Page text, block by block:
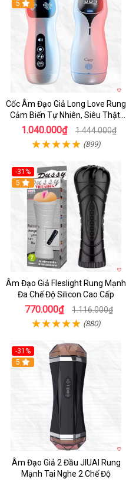
5
Cốc Âm Đạo Giả Long Love Rung
Cảm Biến Tự Nhiên, Siêu Thật,
Sướng
1.040.000₫ 1.444.000₫
(899)
-31%
5
Âm Đạo Giả Fleslight Rung Mạnh
Đa Chế Độ Silicon Cao Cấp
770.000₫ 1.116.000₫
(880)
-31%
5
Âm Đạo Giả 2 Đầu JIUAI Rung
Mạnh Tai Nghe 2 Chế Độ